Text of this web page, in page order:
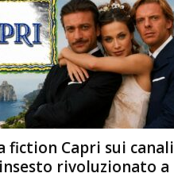
fiction Capri sui canali
rivoluzionato a